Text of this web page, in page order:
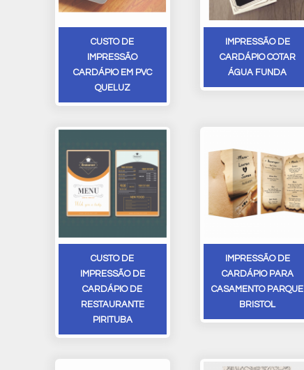
CUSTO DE
IMPRESSÃO
CARDÁPIO EM PVC
QUELUZ
IMPRESSÃO DE
CARDÁPIO COTAR
ÁGUA FUNDA
CUSTO DE
IMPRESSÃO DE
CARDÁPIO DE
RESTAURANTE
PIRITUBA
IMPRESSÃO DE
CARDÁPIO PARA
CASAMENTO PARQUE
BRISTOL